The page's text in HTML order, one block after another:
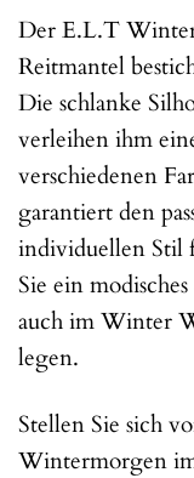
Der E.L.T
Reitmantel
Die schlanke
verleihen ihm
verschiedenen
garantiert den
individuellen Stil
Sie ein
auch im Winter
legen.
Stellen Sie sich
Wintermorgen